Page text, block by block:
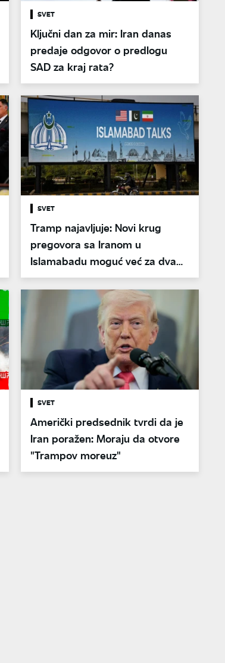
SVET
Ključni dan za mir: Iran danas
predaje odgovor o predlogu
SAD za kraj rata?
SVET
Tramp najavljuje: Novi krug
pregovora sa Iranom u
Islamabadu moguć već za dva
dana
SVET
Američki predsednik tvrdi da je
Iran poražen: Moraju da otvore
"Trampov moreuz"